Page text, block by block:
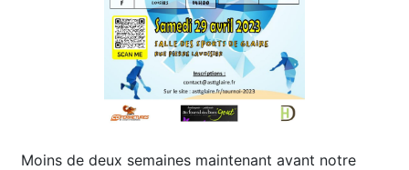
Moins de deux semaines maintenant avant notre